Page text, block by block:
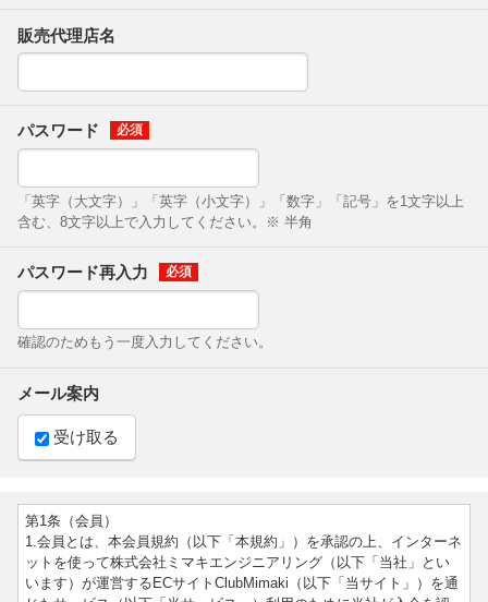
販売代理店名
パスワード
「英字（大文字）」「英字（小文字）」「数字」「記号」を1文字以上
含む、8文字以上で入力してください。※ 半角
パスワード再入力
確認のためもう一度入力してください。
メール案内
受け取る
第1条（会員）
1.会員とは、本会員規約（以下「本規約」）を承認の上、インターネ
ットを使って株式会社ミマキエンジニアリング（以下「当社」とい
います）が運営するECサイトClubMimaki（以下「当サイト」）を通